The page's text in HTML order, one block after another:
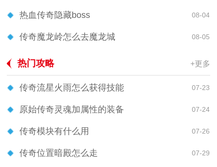
热血传奇隐藏boss 08-04
传奇魔龙岭怎么去魔龙城 08-05
热门攻略 +更多
传奇流星火雨怎么获得技能 07-23
原始传奇灵魂加属性的装备 07-24
传奇模块有什么用 07-26
传奇位置暗殿怎么走 07-29